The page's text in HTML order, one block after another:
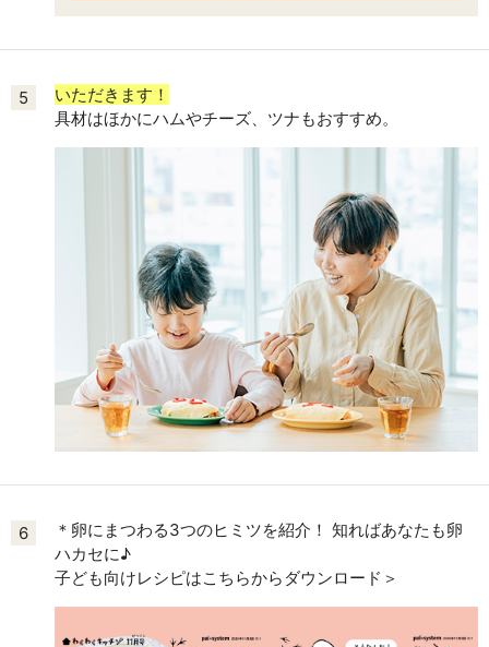
5
いただきます！
具材はほかにハムやチーズ、ツナもおすすめ。
6
＊卵にまつわる3つのヒミツを紹介！ 知ればあなたも卵
ハカセに♪
子ども向けレシピはこちらからダウンロード＞